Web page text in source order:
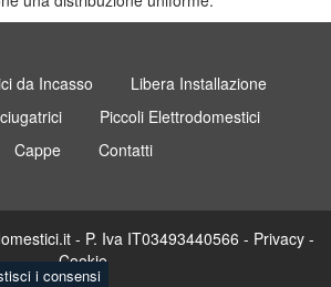
da Incasso
Libera Installazione
Piccoli Elettrodomestici
Cappe
Contatti
- P. Iva IT03493440566 - Privacy -
Cookie
i consensi